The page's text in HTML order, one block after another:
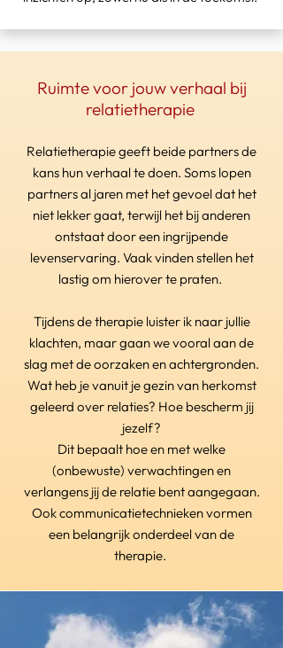
Ruimte voor jouw verhaal bij
relatietherapie
Relatietherapie geeft beide partners de
kans hun verhaal te doen. Soms lopen
partners al jaren met het gevoel dat het
niet lekker gaat, terwijl het bij anderen
ontstaat door een ingrijpende
levenservaring. Vaak vinden stellen het
lastig om hierover te praten.
Tijdens de therapie luister ik naar jullie
klachten, maar gaan we vooral aan de
slag met de oorzaken en achtergronden.
Wat heb je vanuit je gezin van herkomst
geleerd over relaties? Hoe bescherm jij
jezelf?
Dit bepaalt hoe en met welke
(onbewuste) verwachtingen en
verlangens jij de relatie bent aangegaan.
Ook communicatietechnieken vormen
een belangrijk onderdeel van de
therapie.